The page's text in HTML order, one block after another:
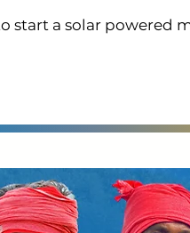
start a solar powered